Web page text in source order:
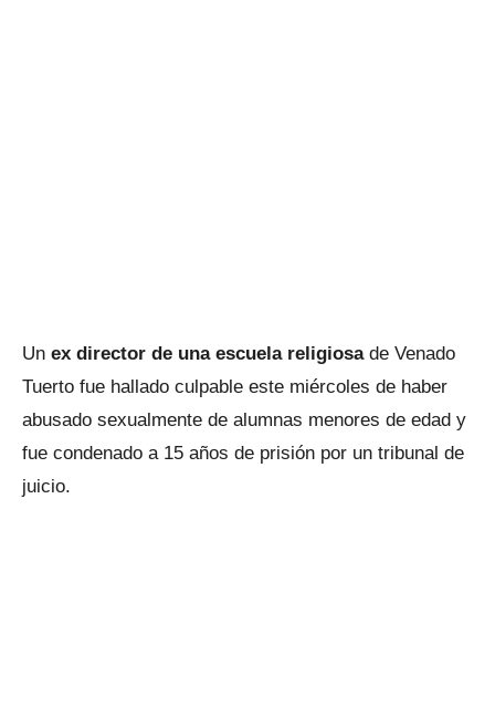
Un ex director de una escuela religiosade Venado
Tuerto fue hallado culpable este miércoles de haber
abusado sexualmente de alumnas menores de edad y
fue condenado a 15 años de prisión por un tribunal de
juicio.